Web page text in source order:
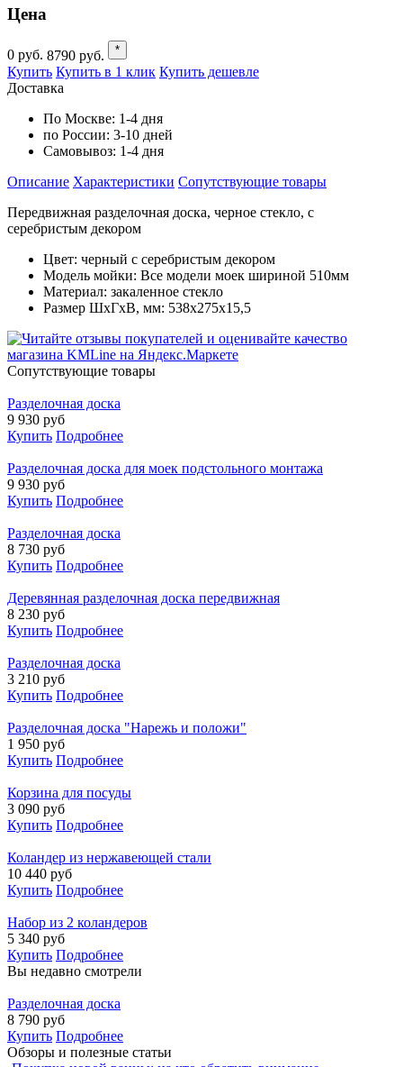
Цена
0 руб. 8790 руб. *
Купить Купить в 1 клик Купить дешевле
Доставка
По Москве: 1-4 дня
по России: 3-10 дней
Самовывоз: 1-4 дня
Описание Характеристики Cопутствующие товары
Передвижная разделочная доска, черное стекло, с
серебристым декором
Цвет: черный с серебристым декором
Модель мойки: Все модели моек шириной 510мм
Материал: закаленное стекло
Размер ШхГхВ, мм: 538x275x15,5
Cопутствующие товары
Разделочная доска
9 930 руб
Купить Подробнее
Разделочная доска для моек подстольного монтажа
9 930 руб
Купить Подробнее
Разделочная доска
8 730 руб
Купить Подробнее
Деревянная разделочная доска передвижная
8 230 руб
Купить Подробнее
Разделочная доска
3 210 руб
Купить Подробнее
Разделочная доска "Нарежь и положи"
1 950 руб
Купить Подробнее
Корзина для посуды
3 090 руб
Купить Подробнее
Коландер из нержавеющей стали
10 440 руб
Купить Подробнее
Набор из 2 коландеров
5 340 руб
Купить Подробнее
Вы недавно смотрели
Разделочная доска
8 790 руб
Купить Подробнее
Обзоры и полезные статьи